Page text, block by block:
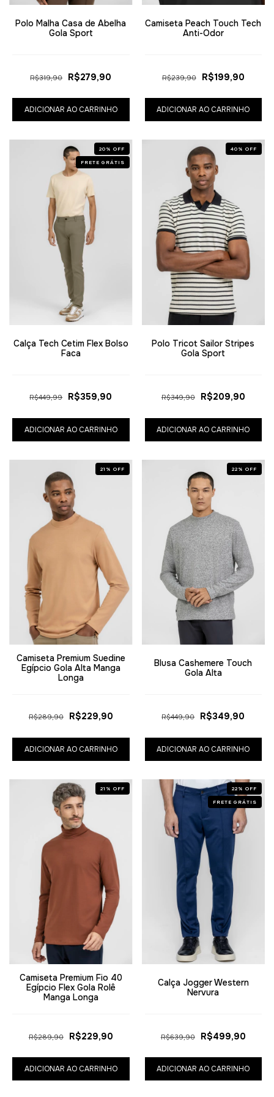
Polo Malha Casa de Abelha
Gola Sport
R$319,90 R$279,90
ADICIONAR AO CARRINHO
Camiseta Peach Touch Tech
Anti-Odor
R$239,90 R$199,90
ADICIONAR AO CARRINHO
20 % OFF
FRETE GRÁTIS
Calça Tech Cetim Flex Bolso
Faca
R$449,99 R$359,90
ADICIONAR AO CARRINHO
40 % OFF
Polo Tricot Sailor Stripes
Gola Sport
R$349,90 R$209,90
ADICIONAR AO CARRINHO
21 % OFF
Camiseta Premium Suedine
Egípcio Gola Alta Manga
Longa
R$289,90 R$229,90
ADICIONAR AO CARRINHO
22 % OFF
Blusa Cashemere Touch
Gola Alta
R$449,90 R$349,90
ADICIONAR AO CARRINHO
21 % OFF
Camiseta Premium Fio 40
Egípcio Flex Gola Rolê
Manga Longa
R$289,90 R$229,90
ADICIONAR AO CARRINHO
22 % OFF
FRETE GRÁTIS
Calça Jogger Western
Nervura
R$639,90 R$499,90
ADICIONAR AO CARRINHO